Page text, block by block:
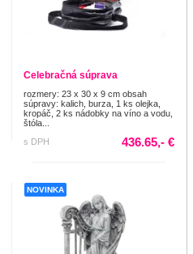
Celebračná súprava
rozmery: 23 x 30 x 9 cm obsah
súpravy: kalich, burza, 1 ks olejka,
kropáč, 2 ks nádobky na víno a vodu,
štóla...
s DPH
436.65,- €
NOVINKA